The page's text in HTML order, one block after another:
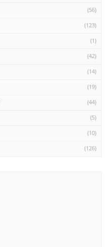
(56)
(123)
(1)
(42)
(14)
(19)
(44)
(5)
(10)
(126)